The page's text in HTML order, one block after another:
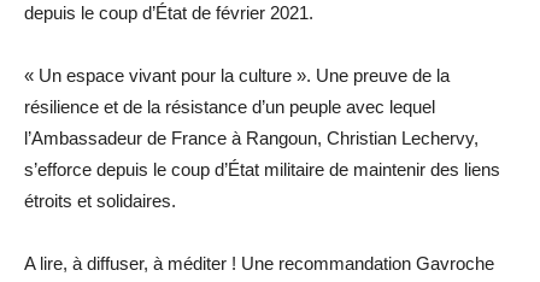
depuis le coup d’État de février 2021.
« Un espace vivant pour la culture ». Une preuve de la
résilience et de la résistance d’un peuple avec lequel
l’Ambassadeur de France à Rangoun, Christian Lechervy,
s’efforce depuis le coup d’État militaire de maintenir des liens
étroits et solidaires.
A lire, à diffuser, à méditer ! Une recommandation Gavroche